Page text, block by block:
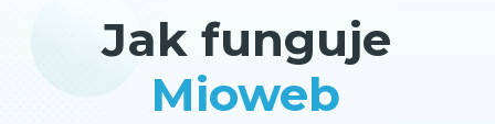
Jak funguje
Mioweb